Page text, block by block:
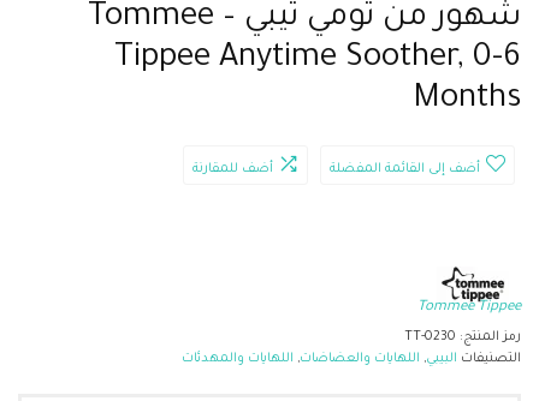
شهور من تومي تيبي – Tommee
Tippee Anytime Soother, 0-6
Months
أضف إلى القائمة المفضلة أضف للمقارنة
Tommee Tippee
رمز المنتج: TT-0230
التصنيفات البيبي, اللهايات والعضاضات, اللهايات والمهدئات